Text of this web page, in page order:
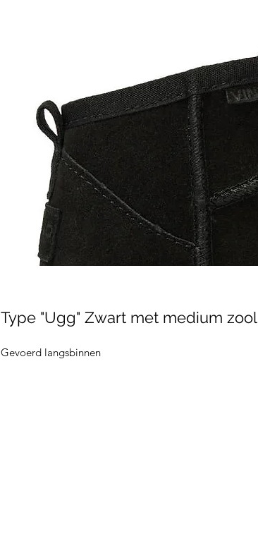
Type "Ugg" Zwart met medium zool
Gevoerd langsbinnen